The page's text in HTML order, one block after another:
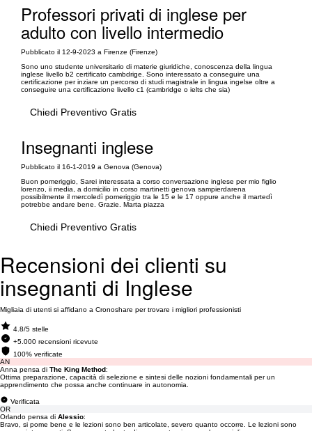
Professori privati di inglese per
adulto con livello intermedio
Pubblicato il 12-9-2023 a Firenze (Firenze)
Sono uno studente universitario di materie giuridiche, conoscenza della lingua
inglese livello b2 certificato cambdrige. Sono interessato a conseguire una
certificazione per inziare un percorso di studi magistrale in lingua ingelse oltre a
conseguire una certificazione livello c1 (cambridge o ielts che sia)
Chiedi Preventivo Gratis
Insegnanti inglese
Pubblicato il 16-1-2019 a Genova (Genova)
Buon pomeriggio, Sarei interessata a corso conversazione inglese per mio figlio
lorenzo, ii media, a domicilio in corso martinetti genova sampierdarena
possibilmente il mercoledì pomeriggio tra le 15 e le 17 oppure anche il martedì
potrebbe andare bene. Grazie. Marta piazza
Chiedi Preventivo Gratis
Recensioni dei clienti su
insegnanti di Inglese
Migliaia di utenti si affidano a Cronoshare per trovare i migliori professionisti
4.8/5 stelle
+5.000 recensioni ricevute
100% verificate
AN
Anna pensa di The King Method:
Ottima preparazione, capacità di selezione e sintesi delle nozioni fondamentali per un
apprendimento che possa anche continuare in autonomia.
Verificata
OR
Orlando pensa di Alessio:
Bravo, si pome bene e le lezioni sono ben articolate, severo quanto occorre. Le lezioni sono